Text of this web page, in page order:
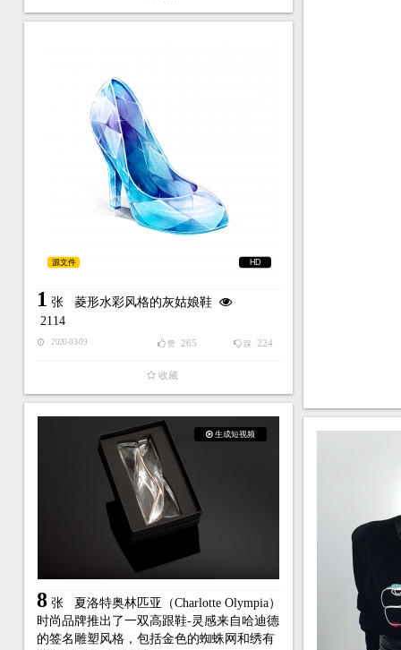
HD
源文件
1 张 菱形水彩风格的灰姑娘鞋
2114
2020-03-09 踩 224
赞 265
收藏
生成短视频
8张 夏洛特奥林匹亚（Charlotte Olympia）
时尚品牌推出了一双高跟鞋-灵感来自哈迪德
的签名雕塑风格，包括金色的蜘蛛网和绣有